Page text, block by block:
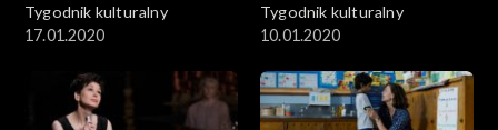
Tygodnik kulturalny
17.01.2020
Tygodnik kulturalny
10.01.2020